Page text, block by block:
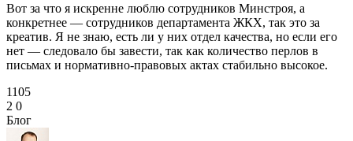
Вот за что я искренне люблю сотрудников Минстроя, а
конкретнее — сотрудников департамента ЖКХ, так это за
креатив. Я не знаю, есть ли у них отдел качества, но если его
нет — следовало бы завести, так как количество перлов в
письмах и нормативно‑правовых актах стабильно высокое.
1105
2 0
Блог